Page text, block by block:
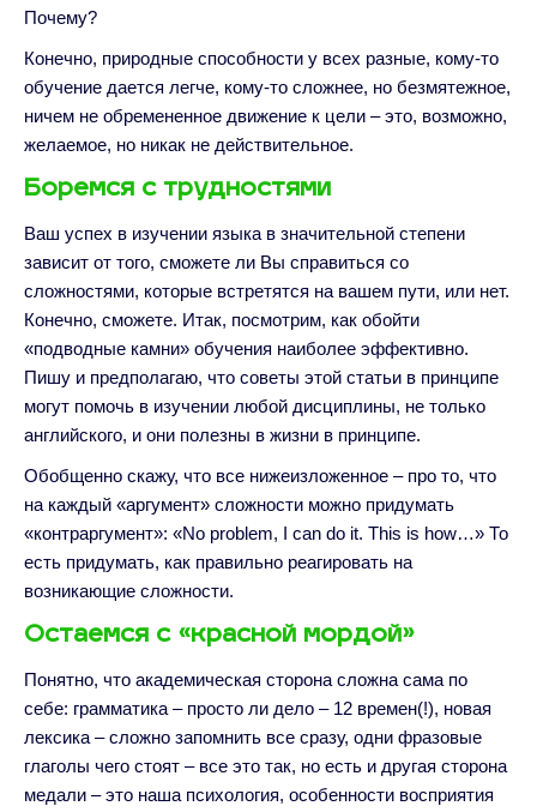
Почему?
Конечно, природные способности у всех разные, кому-то
обучение дается легче, кому-то сложнее, но безмятежное,
ничем не обремененное движение к цели – это, возможно,
желаемое, но никак не действительное.
Боремся с трудностями
Ваш успех в изучении языка в значительной степени
зависит от того, сможете ли Вы справиться со
сложностями, которые встретятся на вашем пути, или нет.
Конечно, сможете. Итак, посмотрим, как обойти
«подводные камни» обучения наиболее эффективно.
Пишу и предполагаю, что советы этой статьи в принципе
могут помочь в изучении любой дисциплины, не только
английского, и они полезны в жизни в принципе.
Обобщенно скажу, что все нижеизложенное – про то, что
на каждый «аргумент» сложности можно придумать
«контраргумент»: «No problem, I can do it. This is how…» То
есть придумать, как правильно реагировать на
возникающие сложности.
Остаемся с «красной мордой»
Понятно, что академическая сторона сложна сама по
себе: грамматика – просто ли дело – 12 времен(!), новая
лексика – сложно запомнить все сразу, одни фразовые
глаголы чего стоят – все это так, но есть и другая сторона
медали – это наша психология, особенности восприятия